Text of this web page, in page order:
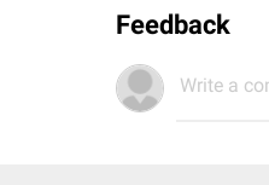
Feedback
Write a